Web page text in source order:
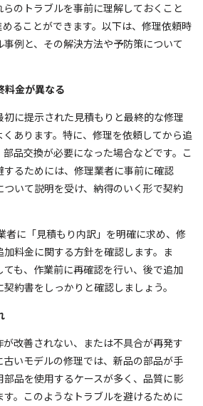
のトラブルを事前に理解しておくこと
ることができます。以下は、修理依頼時
例と、その解決方法や予防策について
料金が異なる
に提示された見積もりと最終的な修理
あります。特に、修理を依頼してから追
品交換が必要になった場合などです。こ
るためには、修理業者に事前に確認
ついて説明を受け、納得のいく形で契約
者に「見積もり内訳」を明確に求め、修
料金に関する方針を確認します。ま
も、作業前に再確認を行い、後で追加
約書をしっかりと確認しましょう。
改善されない、または不具合が再発す
いモデルの修理では、新品の部品が手
部品を使用するケースが多く、品質に影
。このようなトラブルを避けるために